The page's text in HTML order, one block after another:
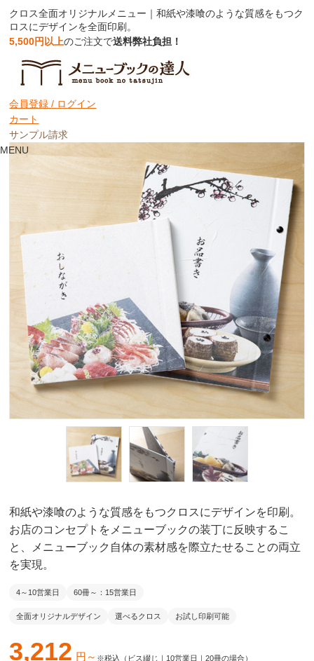
クロス全面オリジナルメニュー｜和紙や漆喰のような質感をもつク
ロスにデザインを全面印刷。
5,500円以上のご注文で送料弊社負担！
会員登録 / ログイン
カート
サンプル請求
MENU
クロス全面オリジナルメニュー
表紙のみ
和紙や漆喰のような質感をもつクロスにデザインを印刷。
お店のコンセプトをメニューブックの装丁に反映するこ
と、メニューブック自体の素材感を際立たせることの両立
を実現。
4～10営業日 60冊～：15営業日
全面オリジナルデザイン 選べるクロス お試し印刷可能
3,212 円～ ※税込（ビス綴じ｜10営業日｜20冊の場合）